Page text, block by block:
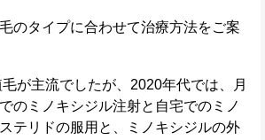
のタイプに合わせて治療方法をご案
が主流でしたが、2020年代では、月
のミノキシジル注射と自宅でのミノ
テリドの服用と、ミノキシジルの外